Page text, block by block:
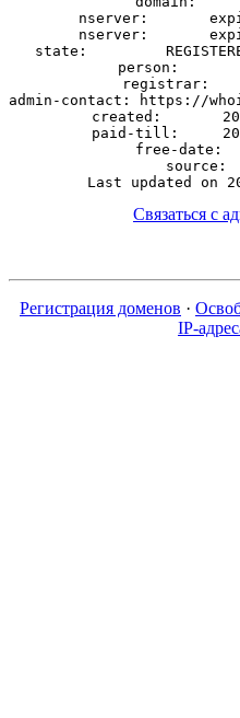
nserver:
nserver:
state:
person:
registrar:
admin-contact: https://
created:
paid-till:
free-date:
Связаться с
Регистрация доменов ·
IP-